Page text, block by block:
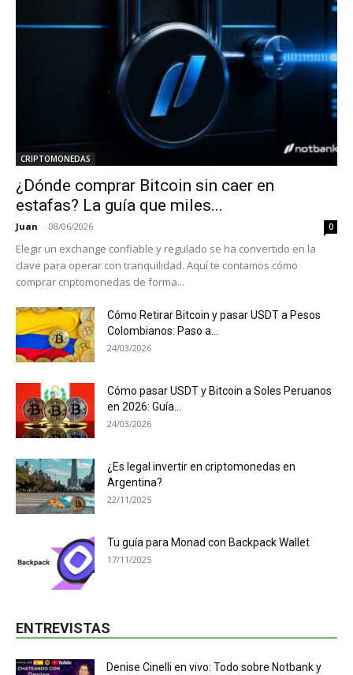
CRIPTOMONEDAS
¿Dónde comprar Bitcoin sin caer en
estafas? La guía que miles...
Juan - 08/06/2026 0
Elegir un exchange confiable y regulado se ha convertido en la
clave para operar con tranquilidad. Aquí te contamos cómo
comprar criptomonedas de forma...
Cómo Retirar Bitcoin y pasar USDT a Pesos
Colombianos: Paso a...
24/03/2026
Cómo pasar USDT y Bitcoin a Soles Peruanos
en 2026: Guía...
24/03/2026
¿Es legal invertir en criptomonedas en
Argentina?
22/11/2025
Tu guía para Monad con Backpack Wallet
17/11/2025
ENTREVISTAS
Denise Cinelli en vivo: Todo sobre Notbank y